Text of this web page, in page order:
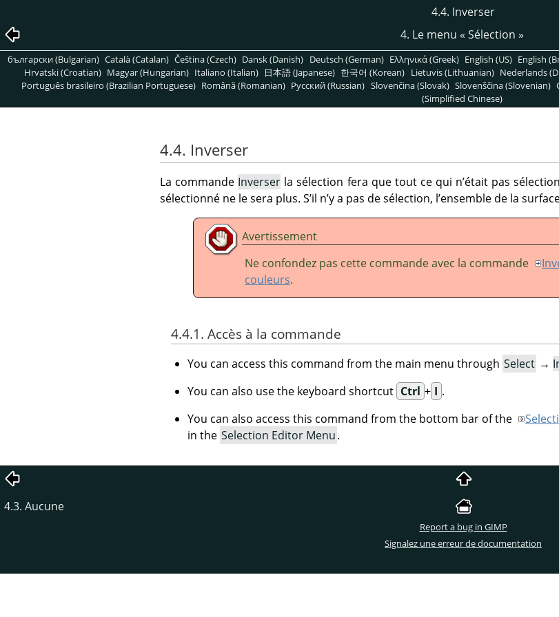
4.4. Inverser
4. Le menu « Sélection »
български (Bulgarian) Català (Catalan) Čeština (Czech) Dansk (Danish) Deutsch (German) Ελληνικά (Greek) English (US) English
Hrvatski (Croatian) Magyar (Hungarian) Italiano (Italian) 日本語 (Japanese) 한국어 (Korean) Lietuvis (Lithuanian) Nederlands
Português brasileiro (Brazilian Portuguese) Română (Romanian) Pусский (Russian) Slovenčina (Slovak) Slovenščina (Slovenian)
(Simplified Chinese)
4.4. Inverser
La commande Inverser la sélection fera que tout ce qui n’était pas
sélectionné ne le sera plus. S’il n’y a pas de sélection, l’ensemble de la
Avertissement
Ne confondez pas cette commande avec la commande
couleurs.
4.4.1. Accès à la commande
You can access this command from the main menu through Select →
You can also use the keyboard shortcut Ctrl + I .
You can also access this command from the bottom bar of the
in the Selection Editor Menu.
4.3. Aucune
Report a bug in GIMP
Signalez une erreur de documentation